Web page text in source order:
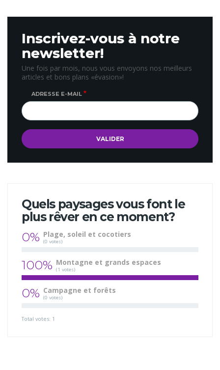
Inscrivez-vous à notre
newsletter!
Une fois par mois, nous vous envoyons nos meilleurs
articles et bons plans «évasion»!
ADRESSE E-MAIL
Quels paysages vous font le
plus rêver en ce moment?
0% Plage, soleil et cocotiers
(0 votes)
100% Montagne et grands espaces
(1 votes)
0% Campagne et forêts
(0 votes)
Total votes: 1